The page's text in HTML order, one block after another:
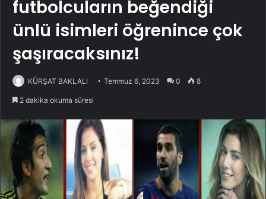
futbolcuların beğendiği
ünlü isimleri öğrenince çok
şaşıracaksınız!
KÜRŞAT BAKLALI Temmuz 6, 2023 0 8
2 dakika okuma süresi